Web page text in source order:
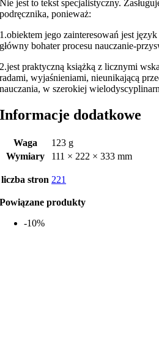
Nie jest to tekst specjalistyczny.
podręcznika, ponieważ:
1.obiektem jego zainteresowań jest
główny bohater procesu nauczanie-
2.jest praktyczną książką z licznymi
radami, wyjaśnieniami, nieunikającą
nauczania, w szerokiej
Informacje dodatkowe
Waga
123 g
Wymiary
111 × 222 × 333 mm
liczba stron 221
Powiązane produkty
-10%